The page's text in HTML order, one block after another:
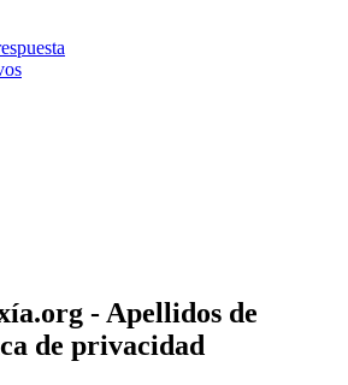
- Apellidos de
de privacidad